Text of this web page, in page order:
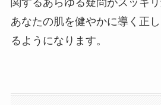
関するあらゆる疑問がスッキ
あなたの肌を健やかに導く正
るようになります。